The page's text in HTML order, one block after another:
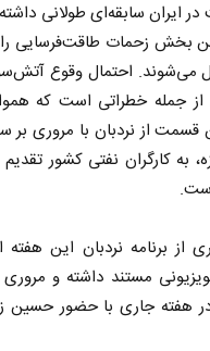
ایران سابقه‌ای طولانی
بخش زحمات طاقت‌فرسایی
می‌شوند. احتمال وقوع
از جمله خطراتی است که
قسمت از نردبان با مروری بر
به کارگران نفتی کشور
از برنامه نردبان این
مستند داشته و
هفته جاری با حضور حسین